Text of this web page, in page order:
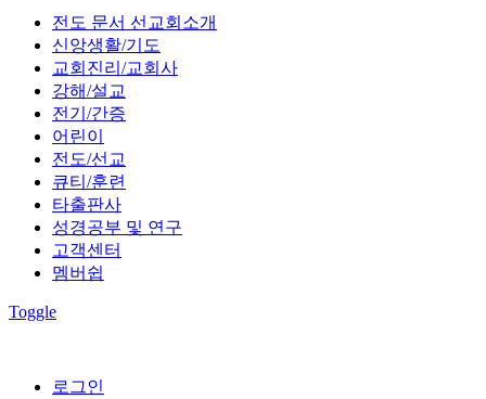
전도 문서 선교회소개
신앙생활/기도
교회진리/교회사
강해/설교
전기/간증
어린이
전도/선교
큐티/훈련
타출판사
성경공부 및 연구
고객센터
멤버쉽
Toggle
로그인